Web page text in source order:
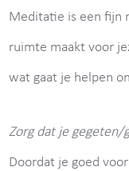
Meditatie is een fijn
ruimte maakt voor
wat gaat je helpen
Zorg dat je gegeten/
Doordat je goed